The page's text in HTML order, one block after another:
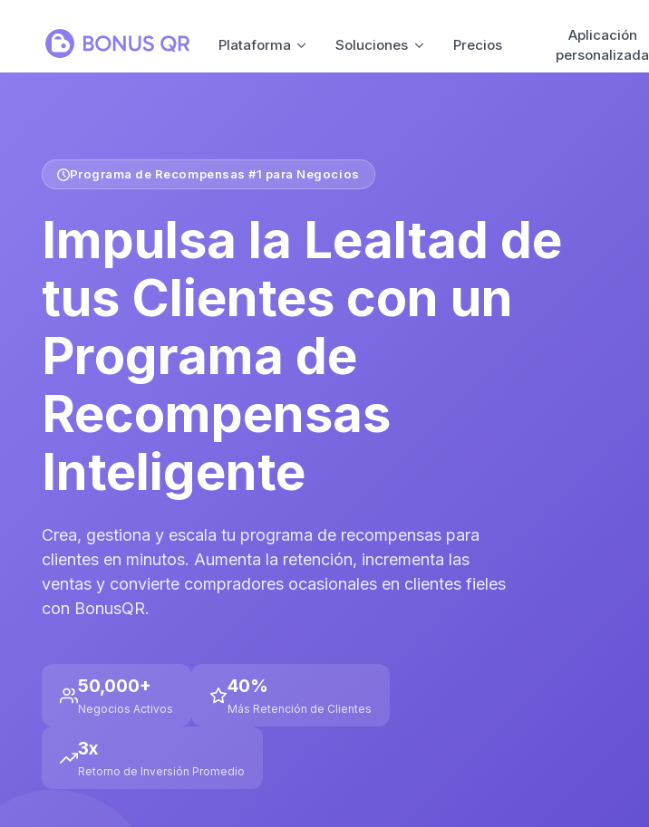
Plataforma Soluciones Precios
Aplicación
personalizada
Programa de Recompensas #1 para Negocios
Impulsa la Lealtad de
tus Clientes con un
Programa de
Recompensas
Inteligente
Crea, gestiona y escala tu programa de recompensas para
clientes en minutos. Aumenta la retención, incrementa las
ventas y convierte compradores ocasionales en clientes fieles
con BonusQR.
50,000+
Negocios Activos
40%
Más Retención de Clientes
3x
Retorno de Inversión Promedio